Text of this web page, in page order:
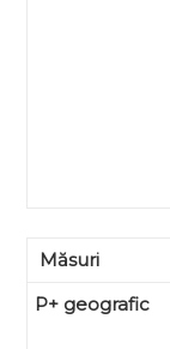
Măsuri
P+ geografic